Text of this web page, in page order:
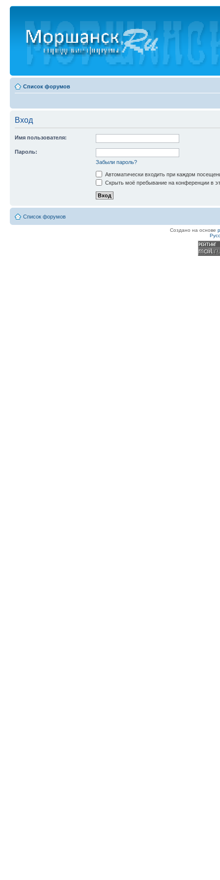
Список форумов
Вход
Имя пользователя:
Пароль:
Забыли пароль?
Автоматически входить при каждом
Скрыть моё пребывание на конференции в
Список форумов
Создано на основе